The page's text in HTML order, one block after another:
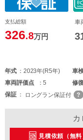
支払総額
326.8万円
車
年式 2023年(R5年) 車
車両評価点 5 修
保証
ロングラン保証付
見積依頼（無料